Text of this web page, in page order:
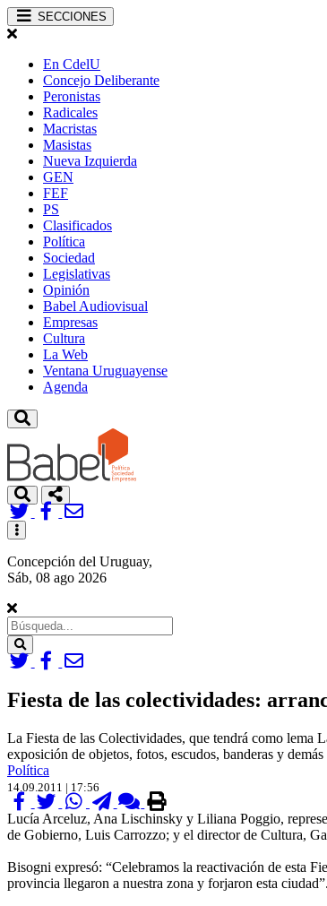
SECCIONES
En CdelU
Concejo Deliberante
Peronistas
Radicales
Macristas
Masistas
Nueva Izquierda
GEN
FEF
PS
Clasificados
Política
Sociedad
Legislativas
Opinión
Babel Audiovisual
Empresas
Cultura
La Web
Ventana Uruguayense
Agenda
Toggle
navigation
Concepción del Uruguay,
Sáb, 08 ago 2026
Search
Fiesta de las colectividades:
La Fiesta de las Colectividades, que tendrá como lema
exposición de objetos, fotos, escudos, banderas y
Política
14.09.2011 | 17:56
Lucía Arceluz, Ana Lischinsky y Liliana Poggio,
de Gobierno, Luis Carrozzo; y el director de Cultura,
Bisogni expresó: “Celebramos la reactivación de esta
provincia llegaron a nuestra zona y forjaron esta ciudad”.